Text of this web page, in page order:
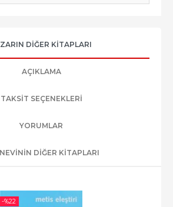
DIĞER KITAPLARI
AÇIKLAMA
TAKSIT SEÇENEKLERI
YORUMLAR
DIĞER KITAPLARI
-%22